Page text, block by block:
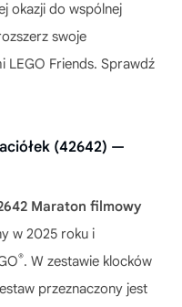
okazji do wspólnej
swoje
LEGO Friends. Sprawdź
(42642) —
Maraton filmowy
w 2025 roku i
®. W zestawie klocków
przeznaczony jest